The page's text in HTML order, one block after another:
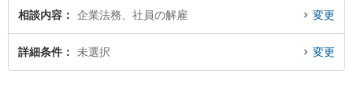
ます。『八王子市で土日や夜間に発生した社員の解雇のトラブルを今すぐに弁
護士に相談したい』『社員の解雇のトラブル解決の実績豊富な近くの弁護士を
検索したい』『初回相談無料で社員の解雇を法律相談できる八王子市内の弁護
相談内容 企業法務、社員の解雇 変更
詳細条件 未選択 変更